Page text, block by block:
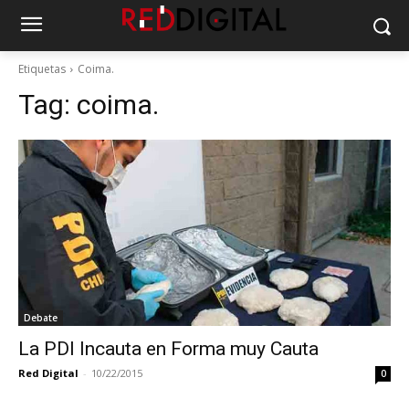
Etiquetas Coima.
Tag: coima.
Debate
La PDI Incauta en Forma muy Cauta
Red Digital - 10/22/2015 0